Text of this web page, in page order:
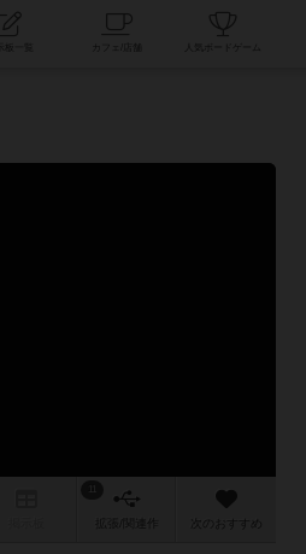
ィ
作 次のおすすめ